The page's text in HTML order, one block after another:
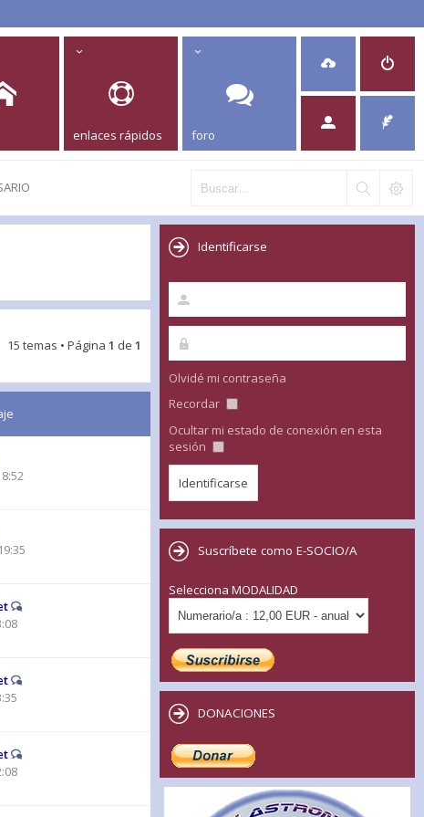
enlaces rápidos foro
15 temas • Página 1 de 1
Identificarse
Olvidé mi contraseña
Recordar
Ocultar mi estado de conexión en esta
sesión
Suscríbete como E-SOCIO/A
Selecciona MODALIDAD
DONACIONES